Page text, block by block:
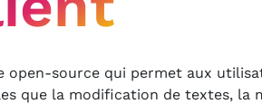
open-source qui permet aux
que la modification de textes, la